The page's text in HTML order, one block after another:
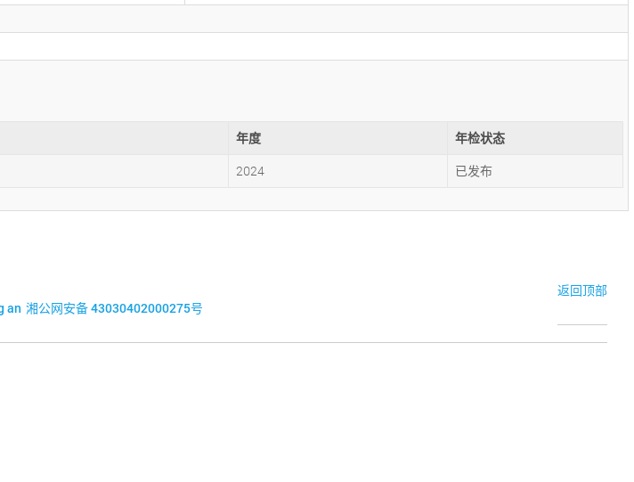
年度
年检状态
2024 已发布
返回顶部
湘公网安备 43030402000275号